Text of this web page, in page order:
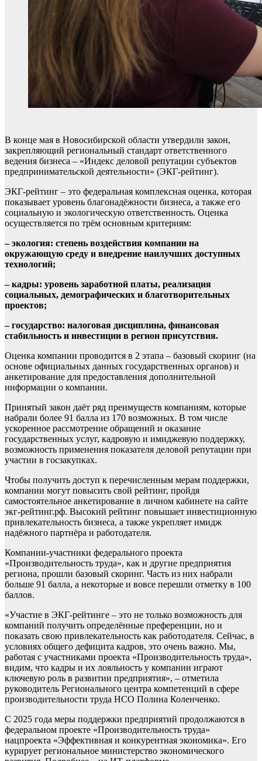
В конце мая в Новосибирской области утвердили закон,
закрепляющий региональный стандарт ответственного
ведения бизнеса – «Индекс деловой репутации субъектов
предпринимательской деятельности» (ЭКГ-рейтинг).
ЭКГ-рейтинг – это федеральная комплексная оценка, которая
показывает уровень благонадёжности бизнеса, а также его
социальную и экологическую ответственность. Оценка
осуществляется по трём основным критериям:
– экология: степень воздействия компании на
окружающую среду и внедрение наилучших доступных
технологий;
– кадры: уровень заработной платы, реализация
социальных, демографических и благотворительных
проектов;
– государство: налоговая дисциплина, финансовая
стабильность и инвестиции в регион присутствия.
Оценка компании проводится в 2 этапа – базовый скоринг (на
основе официальных данных государственных органов) и
анкетирование для предоставления дополнительной
информации о компании.
Принятый закон даёт ряд преимуществ компаниям, которые
набрали более 91 балла из 170 возможных. В том числе
ускоренное рассмотрение обращений и оказание
государственных услуг, кадровую и имиджевую поддержку,
возможность применения показателя деловой репутации при
участии в госзакупках.
Чтобы получить доступ к перечисленным мерам поддержки,
компании могут повысить свой рейтинг, пройдя
самостоятельное анкетирование в личном кабинете на сайте
экг-рейтинг.рф. Высокий рейтинг повышает инвестиционную
привлекательность бизнеса, а также укрепляет имидж
надёжного партнёра и работодателя.
Компании-участники федерального проекта
«Производительность труда», как и другие предприятия
региона, прошли базовый скоринг. Часть из них набрали
больше 91 балла, а некоторые и вовсе перешли отметку в 100
баллов.
«Участие в ЭКГ-рейтинге – это не только возможность для
компаний получить определённые преференции, но и
показать свою привлекательность как работодателя. Сейчас, в
условиях общего дефицита кадров, это очень важно. Мы,
работая с участниками проекта «Производительность труда»,
видим, что кадры и их лояльность у компании играют
ключевую роль в развитии предприятия», – отметила
руководитель Регионального центра компетенций в сфере
производительности труда НСО Полина Коленченко.
С 2025 года меры поддержки предприятий продолжаются в
федеральном проекте «Производительность труда»
нацпроекта «Эффективная и конкурентная экономика». Его
курирует региональное министерство экономического